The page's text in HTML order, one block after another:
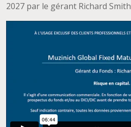
2027 par le gérant Richard Smith